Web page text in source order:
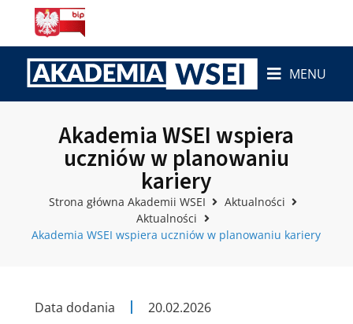
MENU
Akademia WSEI wspiera
uczniów w planowaniu
kariery
Strona główna Akademii WSEI
Aktualności
Aktualności
Akademia WSEI wspiera uczniów w planowaniu kariery
Data dodania
20.02.2026